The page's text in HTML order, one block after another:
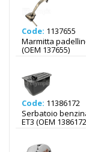
Code: 1137655
Marmitta
(OEM 137655)
Code: 11386172
Serbatoio
ET3 (OEM